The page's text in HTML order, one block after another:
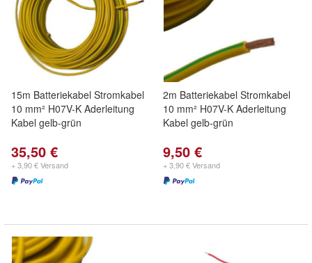
15m Batteriekabel Stromkabel
10 mm² H07V-K Aderleitung
Kabel gelb-grün
35,50 €
+ 3,90 € Versand
2m Batteriekabel Stromkabel
10 mm² H07V-K Aderleitung
Kabel gelb-grün
9,50 €
+ 3,90 € Versand